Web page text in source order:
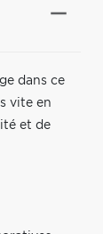
dans ce
vite en
et de